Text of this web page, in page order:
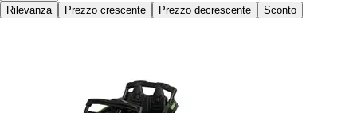
Rilevanza
Prezzo crescente Prezzo decrescente Sconto